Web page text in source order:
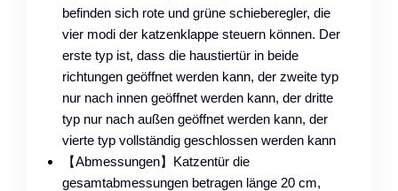
befinden sich rote und grüne schieberegler, die
vier modi der katzenklappe steuern können. Der
erste typ ist, dass die haustiertür in beide
richtungen geöffnet werden kann, der zweite typ
nur nach innen geöffnet werden kann, der dritte
typ nur nach außen geöffnet werden kann, der
vierte typ vollständig geschlossen werden kann
【Abmessungen】Katzentür die
gesamtabmessungen betragen länge 20 cm,